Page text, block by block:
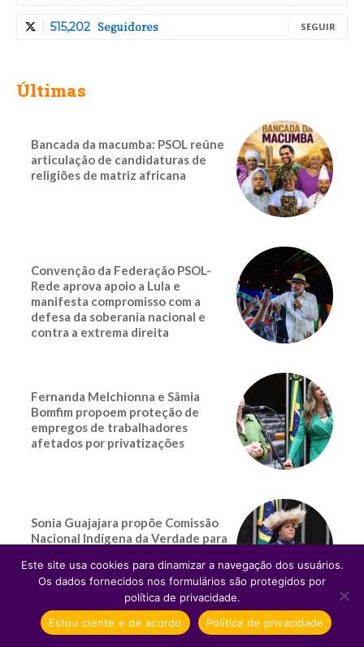
515,202 Seguidores SEGUIR
Últimas
Bancada da macumba: PSOL reúne
articulação de candidaturas de
religiões de matriz africana
Convenção da Federação PSOL-
Rede aprova apoio a Lula e
manifesta compromisso com a
defesa da soberania nacional e
contra a extrema direita
Fernanda Melchionna e Sâmia
Bomfim propoem proteção de
empregos de trabalhadores
afetados por privatizações
Sonia Guajajara propõe Comissão
Nacional Indígena da Verdade para
contra povos originários
Este site usa cookies para dinamizar a navegação dos usuários.
Os dados fornecidos nos formulários são protegidos por
política de privacidade.
Estou ciente e de acordo
Política de privacidade